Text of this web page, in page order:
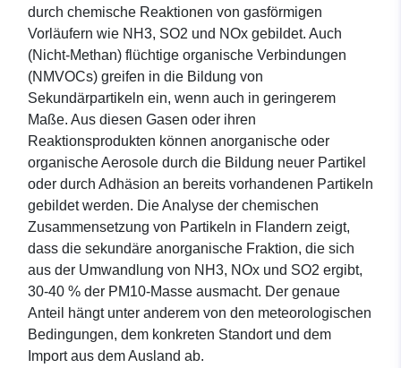
durch chemische Reaktionen von gasförmigen
Vorläufern wie NH3, SO2 und NOx gebildet. Auch
(Nicht-Methan) flüchtige organische Verbindungen
(NMVOCs) greifen in die Bildung von
Sekundärpartikeln ein, wenn auch in geringerem
Maße. Aus diesen Gasen oder ihren
Reaktionsprodukten können anorganische oder
organische Aerosole durch die Bildung neuer Partikel
oder durch Adhäsion an bereits vorhandenen Partikeln
gebildet werden. Die Analyse der chemischen
Zusammensetzung von Partikeln in Flandern zeigt,
dass die sekundäre anorganische Fraktion, die sich
aus der Umwandlung von NH3, NOx und SO2 ergibt,
30-40 % der PM10-Masse ausmacht. Der genaue
Anteil hängt unter anderem von den meteorologischen
Bedingungen, dem konkreten Standort und dem
Import aus dem Ausland ab.